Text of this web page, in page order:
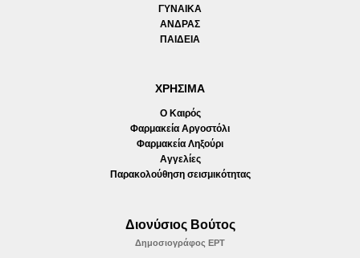
ΓΥΝΑΙΚΑ
ΑΝΔΡΑΣ
ΠΑΙΔΕΙΑ
ΧΡΗΣΙΜΑ
Ο Καιρός
Φαρμακεία Αργοστόλι
Φαρμακεία Ληξούρι
Αγγελίες
Παρακολούθηση σεισμικότητας
Διονύσιος Βούτος
Δημοσιογράφος ΕΡΤ